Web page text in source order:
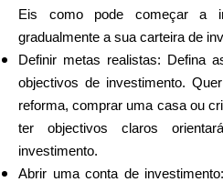
Histórico
Eis como pode começar a
gradualmente a sua carteira de
Definir metas realistas: Defina
objectivos de investimento.
reforma, comprar uma casa ou
ter objectivos claros
investimento.
Abrir uma conta de